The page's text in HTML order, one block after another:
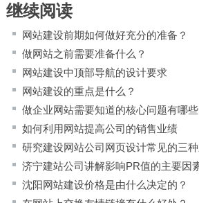
继续阅读
网站建设前期如何做好充分的准备？
做网站之前需要准备什么？
网站建设中顶部导航的设计要求
网站建设的重点是什么？
做企业网站需要知道的核心问题有哪些
如何利用网站提高公司的销售业绩
研究建设网站公司网页设计常见的三
济宁建站公司讲解影响PR值的主要因
沈阳网站建设价格是由什么决定的？